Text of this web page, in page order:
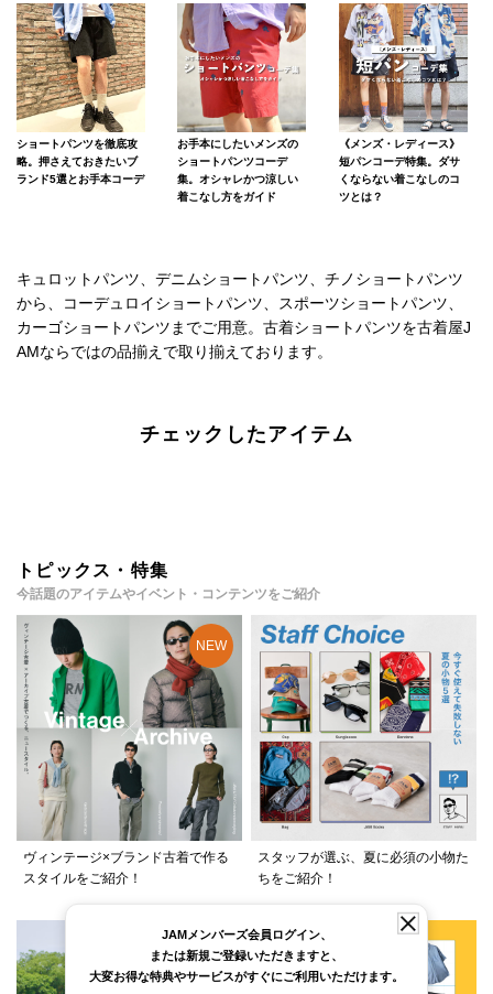
ショートパンツを徹底攻
略。押さえておきたいブ
ランド5選とお手本コーデ
お手本にしたいメンズの
ショートパンツコーデ
集。オシャレかつ涼しい
着こなし方をガイド
《メンズ・レディース》
短パンコーデ特集。ダサ
くならない着こなしのコ
ツとは？
キュロットパンツ、デニムショートパンツ、チノショートパンツ
から、コーデュロイショートパンツ、スポーツショートパンツ、
カーゴショートパンツまでご用意。古着ショートパンツを古着屋J
AMならではの品揃えで取り揃えております。
チェックしたアイテム
トピックス・特集
今話題のアイテムやイベント・コンテンツをご紹介
ヴィンテージ×ブランド古着で作る
スタイルをご紹介！
スタッフが選ぶ、夏に必須の小物た
ちをご紹介！
JAMメンバーズ会員ログイン、
または新規ご登録いただきますと、
大変お得な特典やサービスがすぐにご利用いただけます。